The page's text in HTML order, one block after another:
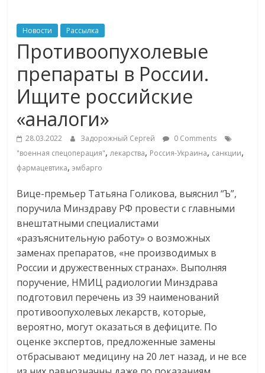
ритейле,
логистике,
технологиях,
соцсетях
Портал
об
торговле,
сервисах
для
Commerce,
ритейле,
технологиях,
соцсетях.
Нам
важно,
как
знать
Новости Рассылка
Противоопухолевые
препараты в России.
Ищите российские
«аналоги»
28.03.2022 Задорожный Сергей
0 Comments
"военная спецоперация",лекарства, Россия-Украина, санкции,
фармацевтика,эмбарго
Вице-премьер Татьяна Голикова, выяснил “Ъ”,
поручила Минздраву РФ провести с главными
внештатными специалистами
«разъяснительную работу» о возможных
заменах препаратов, «не производимых в
России и дружественных странах». Выполняя
поручение, НМИЦ радиологии Минздрава
подготовил перечень из 39 наименований
противоопухолевых лекарств, которые,
вероятно, могут оказаться в дефиците. По
оценке экспертов, предложенные замены
отбрасывают медицину на 20 лет назад, и не все